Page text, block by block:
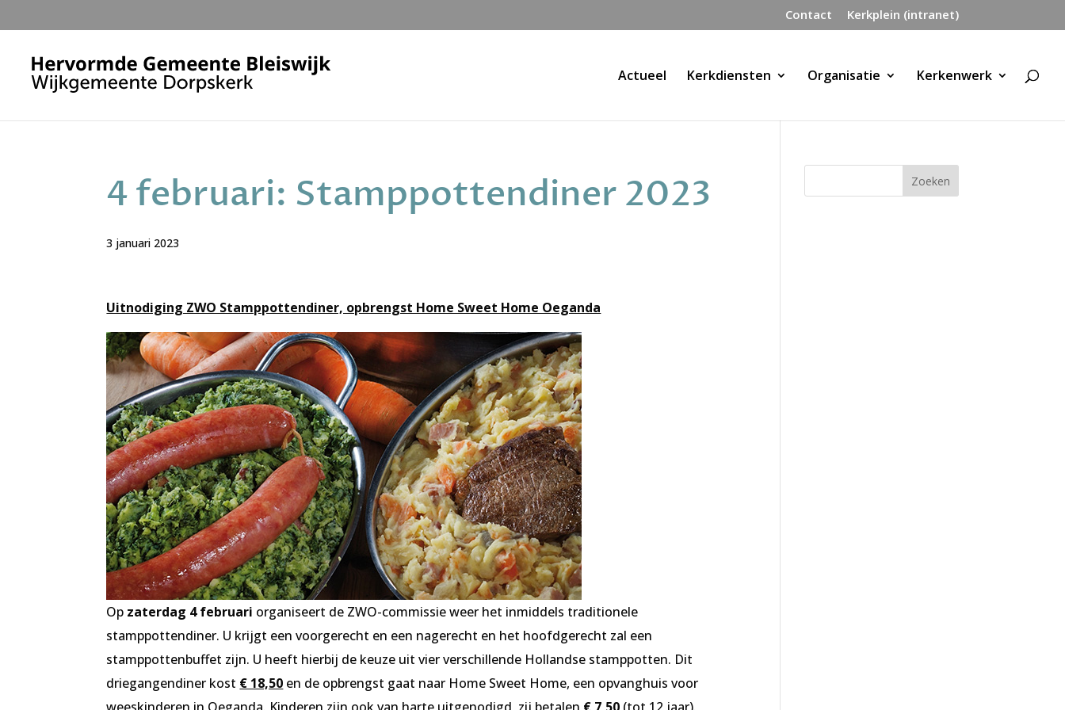
Contact Kerkplein (intranet)
Actueel Kerkdiensten Organisatie Kerkenwerk
4 februari: Stamppottendiner 2023
3 januari 2023
Uitnodiging ZWO Stamppottendiner, opbrengst Home Sweet Home Oeganda
Op zaterdag 4 februari organiseert de ZWO-commissie weer het inmiddels traditionele
stamppottendiner. U krijgt een voorgerecht en een nagerecht en het hoofdgerecht zal een
stamppottenbuffet zijn. U heeft hierbij de keuze uit vier verschillende Hollandse stamppotten. Dit
driegangendiner kost € 18,50 en de opbrengst gaat naar Home Sweet Home, een opvanghuis voor